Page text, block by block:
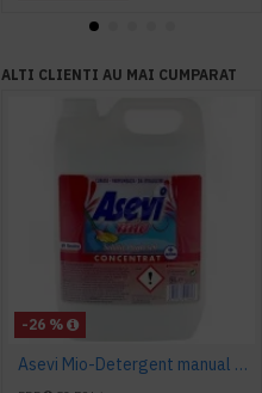
ALTI CLIENTI AU MAI CUMPARAT
-26 %
Asevi Mio-Detergent manual concentrat pentru pardoseli, 5L